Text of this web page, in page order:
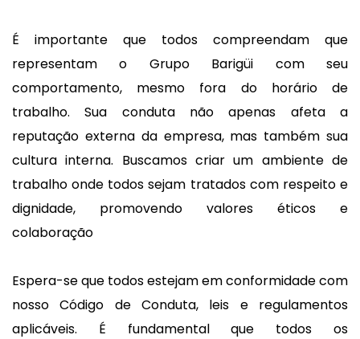
É importante que todos compreendam que
representam o Grupo Barigüi com seu
comportamento, mesmo fora do horário de
trabalho. Sua conduta não apenas afeta a
reputação externa da empresa, mas também sua
cultura interna. Buscamos criar um ambiente de
trabalho onde todos sejam tratados com respeito e
dignidade, promovendo valores éticos e
colaboração
Espera-se que todos estejam em conformidade com
nosso Código de Conduta, leis e regulamentos
aplicáveis. É fundamental que todos os